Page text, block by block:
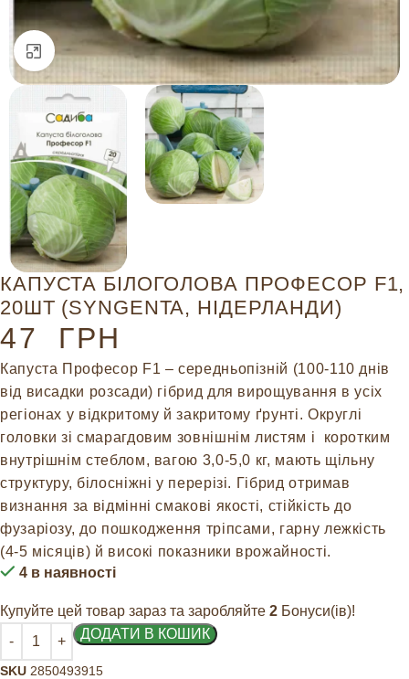
Натисніть, щоб збільшити
КАПУСТА БІЛОГОЛОВА ПРОФЕСОР F1,
20ШТ (SYNGENTA, НІДЕРЛАНДИ)
47 ГРН
Капуста Професор F1 – cередньопізній (100-110 днів
від висадки розсади) гібрид для вирощування в усіх
регіонах у відкритому й закритому ґрунті. Округлі
головки зі смарагдовим зовнішнім листям і коротким
внутрішнім стеблом, вагою 3,0-5,0 кг, мають щільну
структуру, білосніжні у перерізі. Гібрид отримав
визнання за відмінні смакові якості, стійкість до
фузаріозу, до пошкодження тріпсами, гарну лежкість
(4-5 місяців) й високі показники врожайності.
4 в наявності
Купуйте цей товар зараз та заробляйте 2 Бонуси(ів)!
ДОДАТИ В КОШИК
SKU 2850493915